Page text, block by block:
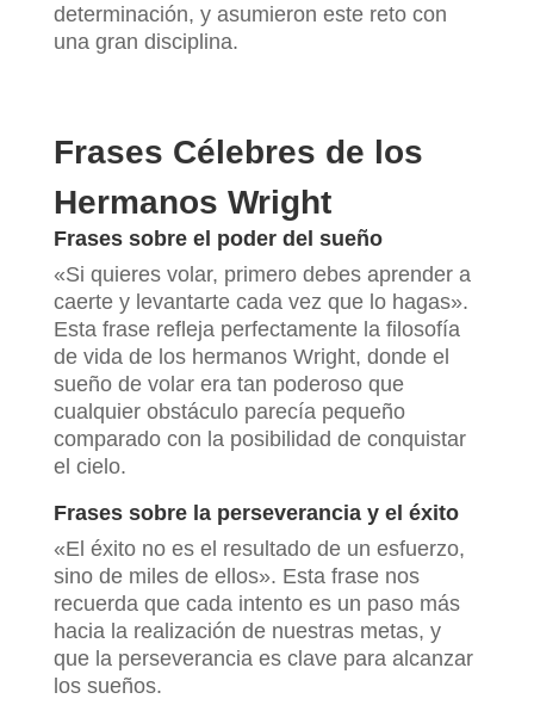
determinación, y asumieron este reto con
una gran disciplina.
Frases Célebres de los
Hermanos Wright
Frases sobre el poder del sueño
«Si quieres volar, primero debes aprender a
caerte y levantarte cada vez que lo hagas».
Esta frase refleja perfectamente la filosofía
de vida de los hermanos Wright, donde el
sueño de volar era tan poderoso que
cualquier obstáculo parecía pequeño
comparado con la posibilidad de conquistar
el cielo.
Frases sobre la perseverancia y el éxito
«El éxito no es el resultado de un esfuerzo,
sino de miles de ellos». Esta frase nos
recuerda que cada intento es un paso más
hacia la realización de nuestras metas, y
que la perseverancia es clave para alcanzar
los sueños.